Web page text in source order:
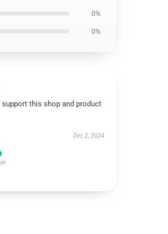
0%
0%
this shop and product
Dec 2, 2024